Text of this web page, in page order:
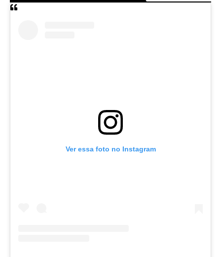
Ver essa foto no Instagram